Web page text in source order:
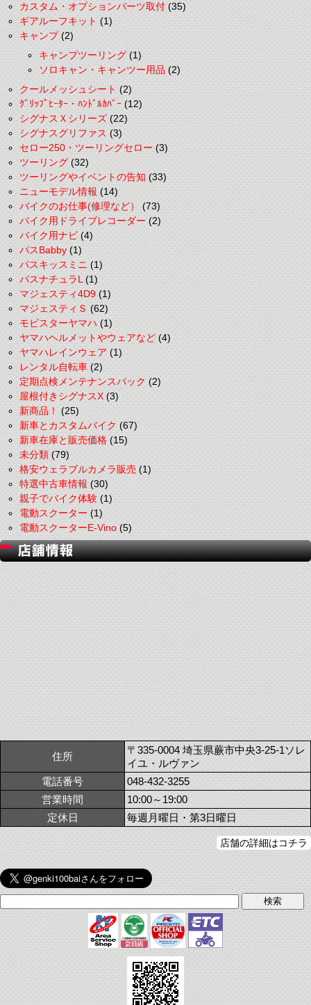
カスタム・オプションパーツ取付(35)
ギアルーフキット(1)
キャンプ(2)
キャンプツーリング(1)
ソロキャン・キャンツー用品(2)
クールメッシュシート(2)
ｸﾞﾘｯﾌﾟﾋｰﾀｰ・ﾊﾝﾄﾞﾙｶﾊﾞｰ(12)
シグナスＸシリーズ(22)
シグナスグリファス(3)
セロー250・ツーリングセロー(3)
ツーリング(32)
ツーリングやイベントの告知(33)
ニューモデル情報(14)
バイクのお仕事(修理など）(73)
バイク用ドライブレコーダー(2)
バイク用ナビ(4)
パスBabby(1)
パスキッスミニ(1)
パスナチュラL(1)
マジェスティ4D9(1)
マジェスティＳ(62)
モビスターヤマハ(1)
ヤマハヘルメットやウェアなど(4)
ヤマハレインウェア(1)
レンタル自転車(2)
定期点検メンテナンスパック(2)
屋根付きシグナスX(3)
新商品！(25)
新車とカスタムバイク(67)
新車在庫と販売価格(15)
未分類(79)
格安ウェラブルカメラ販売(1)
特選中古車情報(30)
親子でバイク体験(1)
電動スクーター(1)
電動スクーターE-Vino(5)
住所
〒335-0004 埼玉県蕨市中央3-25-1ソレ
イユ・ルヴァン
電話番号
048-432-3255
営業時間
10:00～19:00
定休日
毎週月曜日・第3日曜日
店舗の詳細はコチラ